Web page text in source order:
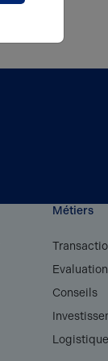
Métiers
Evaluation
Conseils
Logistique